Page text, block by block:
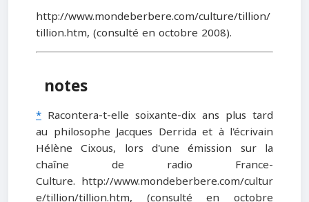
http://www.mondeberbere.com/culture/tillion/
tillion.htm, (consulté en octobre 2008).
notes
* Racontera-t-elle soixante-dix ans plus tard
au philosophe Jacques Derrida et à l'écrivain
Hélène Cixous, lors d'une émission sur la
chaîne de radio France-
Culture. http://www.mondeberbere.com/cultur
e/tillion/tillion.htm, (consulté en octobre